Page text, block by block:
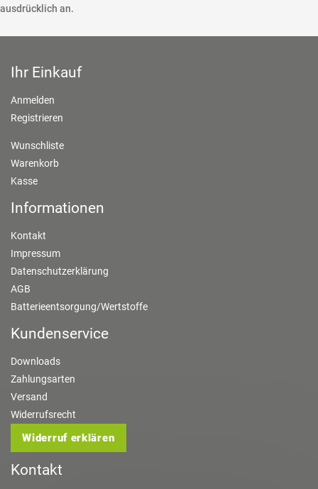
ausdrücklich an.
Ihr Einkauf
Anmelden
Registrieren
Wunschliste
Warenkorb
Kasse
Informationen
Kontakt
Impressum
Datenschutzerklärung
AGB
Batterieentsorgung/Wertstoffe
Kundenservice
Downloads
Zahlungsarten
Versand
Widerrufsrecht
Widerruf erklären
Kontakt